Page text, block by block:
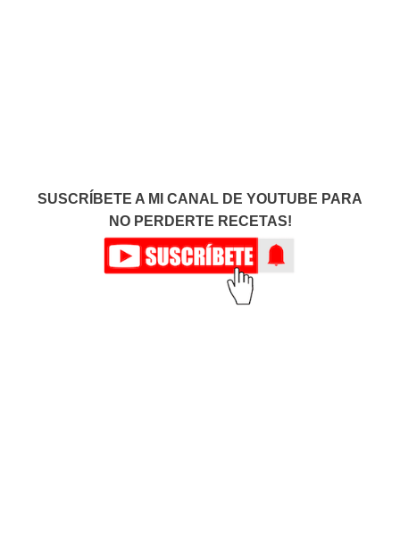
SUSCRÍBETE A MI CANAL DE YOUTUBE PARA
NO PERDERTE RECETAS!